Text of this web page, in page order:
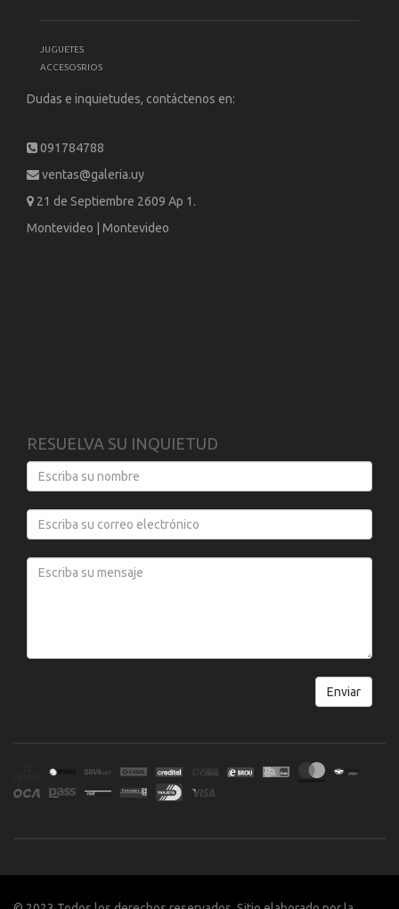
JUGUETES
ACCESOSRIOS
Dudas e inquietudes, contáctenos en:
091784788
ventas@galeria.uy
21 de Septiembre 2609 Ap 1.
Montevideo | Montevideo
RESUELVA SU INQUIETUD